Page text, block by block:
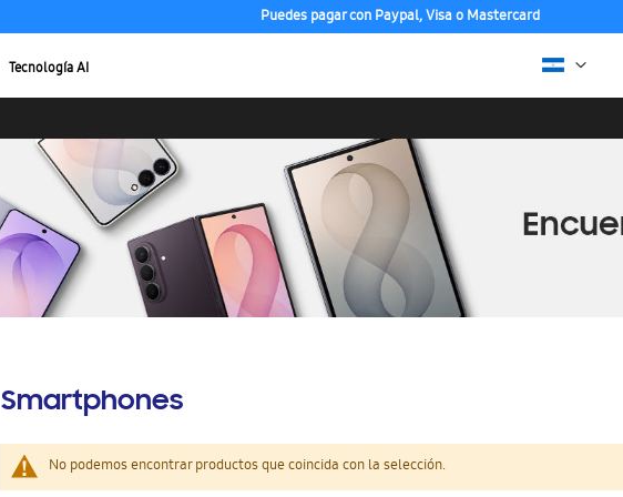
Puedes pagar con Paypal, Visa o Mastercard
Tecnología AI
Smartphones
No podemos encontrar productos que coincida con la selección.